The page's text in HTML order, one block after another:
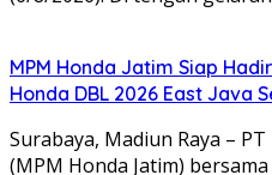
MPM Honda Jatim Siap
Honda DBL 2026 East Java
Surabaya, Madiun Raya –
(MPM Honda Jatim)